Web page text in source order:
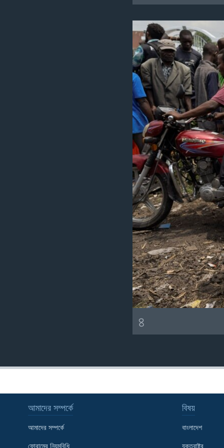
৪
আমাদের সম্পর্কে
আমাদের সম্পর্কে
ফোরামের নিয়মবিধি
বিষয়
বাংলাদেশ
যুক্তরাষ্ট্র